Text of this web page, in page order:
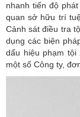
nhanh tiến độ
quan sở hữu trí
Cảnh sát điều tra
dụng các biện
dấu hiệu phạm tội
một số Công ty,